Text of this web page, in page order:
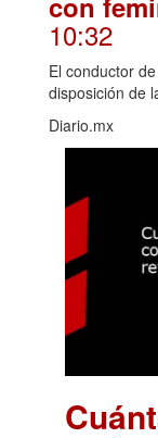
10:32
El conductor
disposición de
Diario.mx